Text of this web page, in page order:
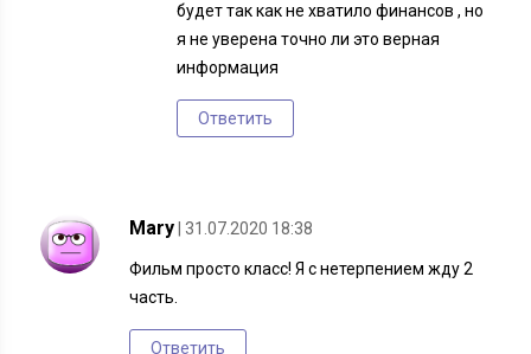
будет так как не хватило финансов , но
я не уверена точно ли это верная
информация
Ответить
Mary | 31.07.2020 18:38
Фильм просто класс! Я с нетерпением жду 2
часть.
Ответить